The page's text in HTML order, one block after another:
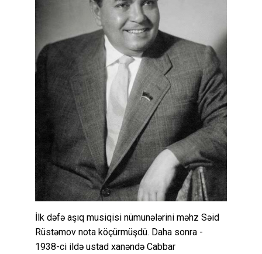
İlk dəfə aşıq musiqisi nümunələrini məhz Səid
Rüstəmov nota köçürmüşdü. Daha sonra -
1938-ci ildə ustad xanəndə Cabbar